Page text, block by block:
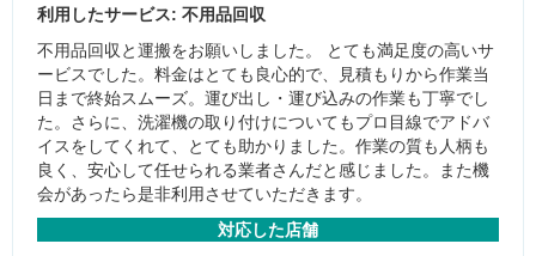
利用したサービス: 不用品回収
不用品回収と運搬をお願いしました。 とても満足度の高いサ
ービスでした。料金はとても良心的で、見積もりから作業当
日まで終始スムーズ。運び出し・運び込みの作業も丁寧でし
た。さらに、洗濯機の取り付けについてもプロ目線でアドバ
イスをしてくれて、とても助かりました。作業の質も人柄も
良く、安心して任せられる業者さんだと感じました。また機
会があったら是非利用させていただきます。
対応した店舗